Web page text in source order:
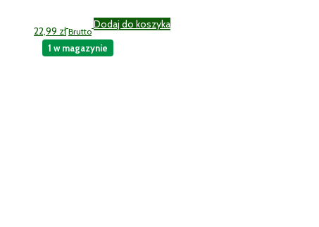
22,99 zł Brutto
Dodaj do koszyka
1 w magazynie